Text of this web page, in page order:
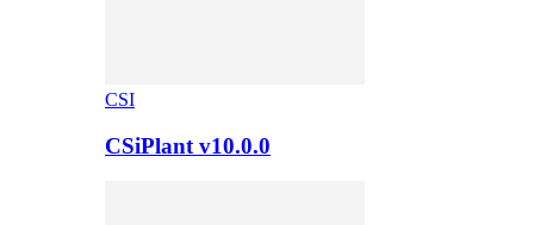
CSI
CSiPlant v10.0.0